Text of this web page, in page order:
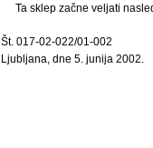
Ta sklep začne veljati
Št. 017-02-022/01-002
Ljubljana, dne 5. junija 2002.